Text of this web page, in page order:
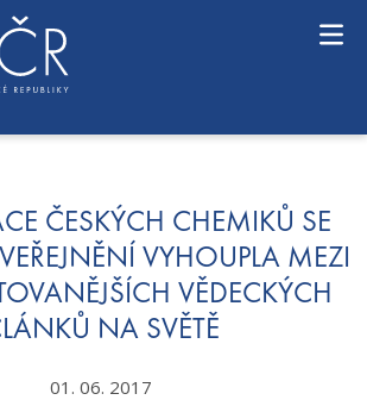
ČESKÝCH CHEMIKŮ SE
VYHOUPLA MEZI
VĚDECKÝCH
NA SVĚTĚ
01. 06. 2017